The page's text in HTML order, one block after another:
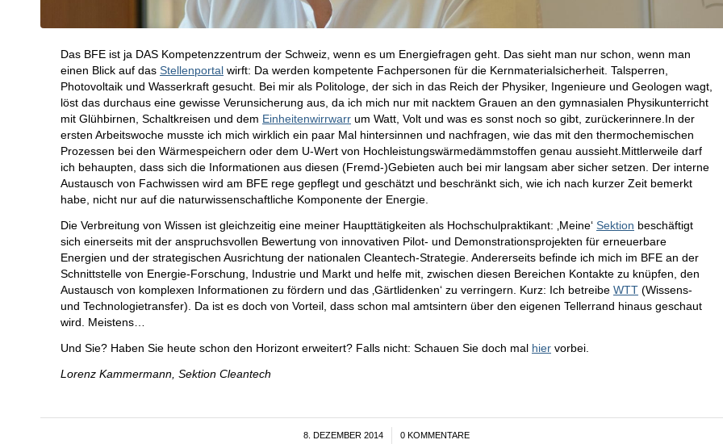
Das BFE ist ja DAS Kompetenzzentrum der Schweiz, wenn es um Energiefragen geht. Das sieht man nur schon, wenn man
einen Blick auf das Stellenportal wirft: Da werden kompetente Fachpersonen für die Kernmaterialsicherheit. Talsperren,
Photovoltaik und Wasserkraft gesucht. Bei mir als Politologe, der sich in das Reich der Physiker, Ingenieure und Geologen wagt,
löst das durchaus eine gewisse Verunsicherung aus, da ich mich nur mit nacktem Grauen an den gymnasialen Physikunterricht
mit Glühbirnen, Schaltkreisen und dem Einheitenwirrwarr um Watt, Volt und was es sonst noch so gibt, zurückerinnere.In der
ersten Arbeitswoche musste ich mich wirklich ein paar Mal hintersinnen und nachfragen, wie das mit den thermochemischen
Prozessen bei den Wärmespeichern oder dem U-Wert von Hochleistungswärmedämmstoffen genau aussieht.Mittlerweile darf
ich behaupten, dass sich die Informationen aus diesen (Fremd-)Gebieten auch bei mir langsam aber sicher setzen. Der interne
Austausch von Fachwissen wird am BFE rege gepflegt und geschätzt und beschränkt sich, wie ich nach kurzer Zeit bemerkt
habe, nicht nur auf die naturwissenschaftliche Komponente der Energie.
Die Verbreitung von Wissen ist gleichzeitig eine meiner Haupttätigkeiten als Hochschulpraktikant: ‚Meine‘ Sektion beschäftigt
sich einerseits mit der anspruchsvollen Bewertung von innovativen Pilot- und Demonstrationsprojekten für erneuerbare
Energien und der strategischen Ausrichtung der nationalen Cleantech-Strategie. Andererseits befinde ich mich im BFE an der
Schnittstelle von Energie-Forschung, Industrie und Markt und helfe mit, zwischen diesen Bereichen Kontakte zu knüpfen, den
Austausch von komplexen Informationen zu fördern und das ‚Gärtlidenken‘ zu verringern. Kurz: Ich betreibe WTT (Wissens-
und Technologietransfer). Da ist es doch von Vorteil, dass schon mal amtsintern über den eigenen Tellerrand hinaus geschaut
wird. Meistens…
Und Sie? Haben Sie heute schon den Horizont erweitert? Falls nicht: Schauen Sie doch mal hier vorbei.
Lorenz Kammermann, Sektion Cleantech
8. DEZEMBER 2014
/ 0 KOMMENTARE